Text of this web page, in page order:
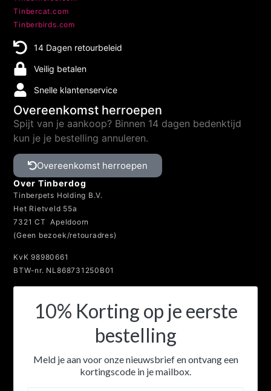
Tinbercat.com
Tinberbirds.com
14 Dagen retourbeleid
Veilig betalen
Snelle klantenservice
Overeenkomst herroepen
Spijt van je aankoop? Binnen 14 dagen bedenktijd
kun je je bestelling annuleren.
Overeenkomst herroepen
Over Tinberdog
Tinberpets Holding B.V.
Het Rietveld 55a
7321 CT Apeldoorn
(Geen bezoek/retouradres)
KvK 98980661
BTW-nr. NL868731250B01
10% Korting op je eerste
bestelling
Meld je aan voor onze nieuwsbrief en ontvang een
kortingscode in je mailbox.